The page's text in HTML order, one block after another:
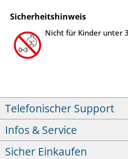
Sicherheitshinweis
Nicht für Kinder unter
Telefonischer Support
Infos & Service
Sicher Einkaufen